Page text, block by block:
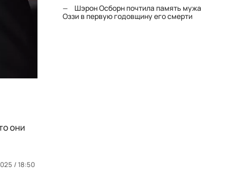
они
/ 18:50
Шэрон Осборн почтила память мужа
Оззи в первую годовщину его смерти